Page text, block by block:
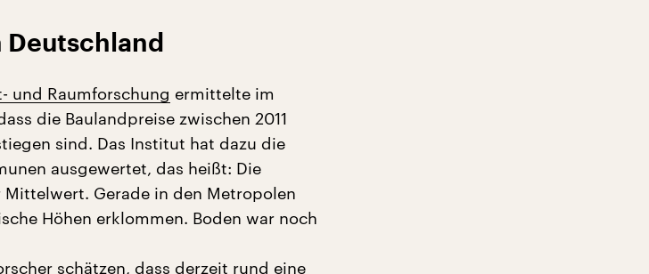
Deutschland
und Raumforschung ermittelte im
die Baulandpreise zwischen 2011
sind. Das Institut hat dazu die
ausgewertet, das heißt: Die
Gerade in den Metropolen
Höhen erklommen. Boden war noch
schätzen, dass derzeit rund eine